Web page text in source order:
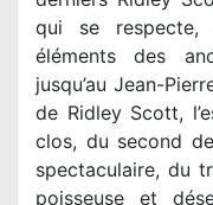
qui se respecte,
éléments des
jusqu’au Jean-
de Ridley Scott,
clos, du second
spectaculaire, du
poisseuse et